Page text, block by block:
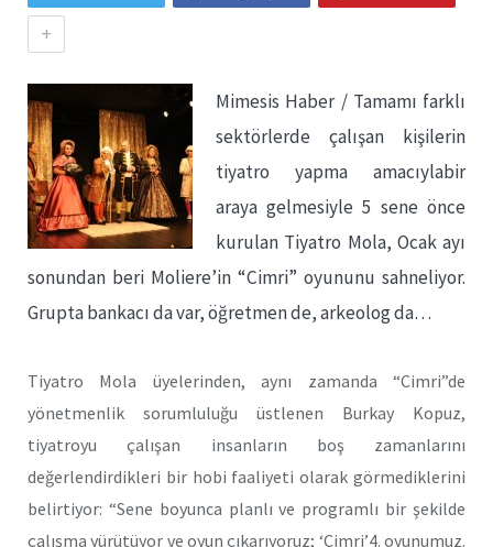
+
Mimesis Haber / Tamamı farklı
sektörlerde çalışan kişilerin
tiyatro yapma amacıylabir
araya gelmesiyle 5 sene önce
kurulan Tiyatro Mola, Ocak ayı
sonundan beri Moliere’in “Cimri” oyununu sahneliyor.
Grupta bankacı da var, öğretmen de, arkeolog da…
Tiyatro Mola üyelerinden, aynı zamanda “Cimri”de
yönetmenlik sorumluluğu üstlenen Burkay Kopuz,
tiyatroyu çalışan insanların boş zamanlarını
değerlendirdikleri bir hobi faaliyeti olarak görmediklerini
belirtiyor: “Sene boyunca planlı ve programlı bir şekilde
çalışma yürütüyor ve oyun çıkarıyoruz; ‘Cimri’4. oyunumuz.